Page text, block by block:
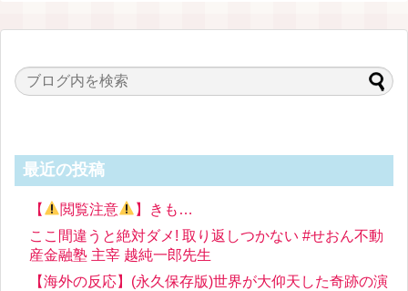
最近の投稿
【 閲覧注意
】きも…
ここ間違うと絶対ダメ! 取り返しつかない #せおん不動
産金融塾 主宰 越純一郎先生
【海外の反応】(永久保存版)世界が大仰天した奇跡の演